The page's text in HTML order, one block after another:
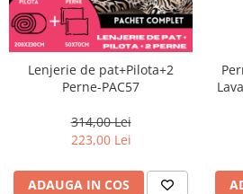
Lenjerie de pat+Pilota+2
Perne-PAC57
314,00 Lei
223,00 Lei
ADAUGA IN COS